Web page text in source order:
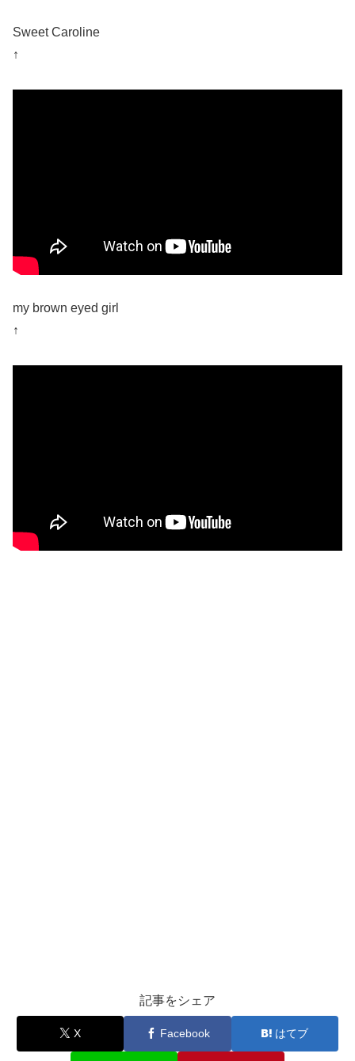
Sweet Caroline
↑
my brown eyed girl
↑
記事をシェア
X Facebook はてブ